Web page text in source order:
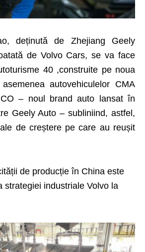
deținută de Zhejiang Geely
de Volvo Cars, se va face
40 ,construite pe noua
autovehiculelor CMA
– noul brand auto lansat în
Geely Auto – subliniind, astfel,
de creștere pe care au reușit
de producție în China este
strategiei industriale Volvo la